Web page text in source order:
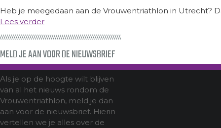
Heb je meegedaan aan de Vrouwentriathlon in Utrecht?
Lees verder
MELD JE AAN VOOR DE NIEUWSBRIEF
Als je op de hoogte wilt blijven
van al het nieuws rondom de
Vrouwentriathlon, meld je dan
aan voor de nieuwsbrief. Hierin
vertellen we je alles over de